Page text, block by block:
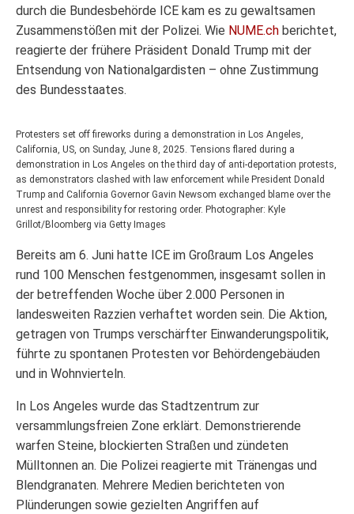
durch die Bundesbehörde ICE kam es zu gewaltsamen
Zusammenstößen mit der Polizei. Wie NUME.ch berichtet,
reagierte der frühere Präsident Donald Trump mit der
Entsendung von Nationalgardisten – ohne Zustimmung
des Bundesstaates.
Protesters set off fireworks during a demonstration in Los Angeles,
California, US, on Sunday, June 8, 2025. Tensions flared during a
demonstration in Los Angeles on the third day of anti-deportation protests,
as demonstrators clashed with law enforcement while President Donald
Trump and California Governor Gavin Newsom exchanged blame over the
unrest and responsibility for restoring order. Photographer: Kyle
Grillot/Bloomberg via Getty Images
Bereits am 6. Juni hatte ICE im Großraum Los Angeles
rund 100 Menschen festgenommen, insgesamt sollen in
der betreffenden Woche über 2.000 Personen in
landesweiten Razzien verhaftet worden sein. Die Aktion,
getragen von Trumps verschärfter Einwanderungspolitik,
führte zu spontanen Protesten vor Behördengebäuden
und in Wohnvierteln.
In Los Angeles wurde das Stadtzentrum zur
versammlungsfreien Zone erklärt. Demonstrierende
warfen Steine, blockierten Straßen und zündeten
Mülltonnen an. Die Polizei reagierte mit Tränengas und
Blendgranaten. Mehrere Medien berichteten von
Plünderungen sowie gezielten Angriffen auf